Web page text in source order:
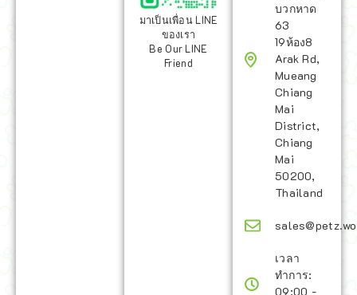
มาเป็นเพื่อน LINE
ของเรา
Be Our LINE
Friend
บวกหาด
63
19ห้อง8
Arak Rd,
Mueang
Chiang
Mai
District,
Chiang
Mai
50200,
Thailand
เวลา
ทำการ:
09:00 -